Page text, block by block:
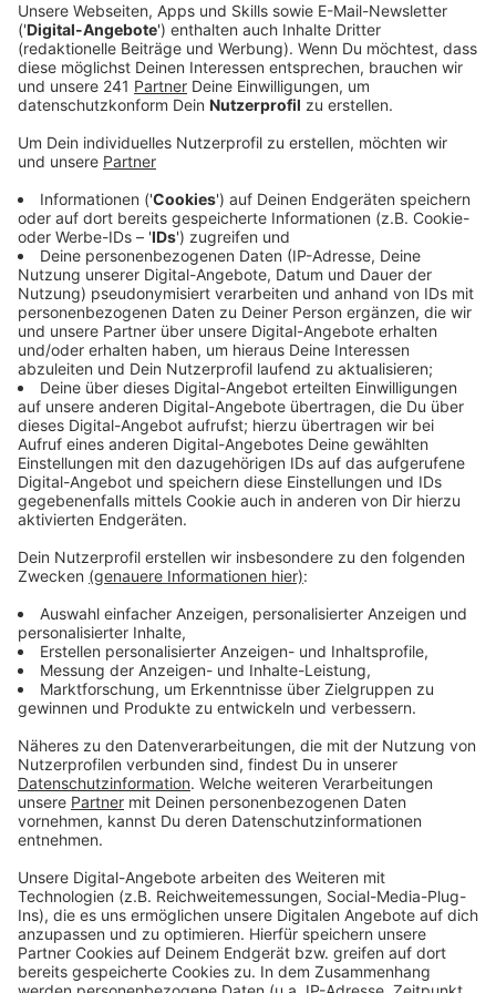
Anzeige
Münster erfolgreich sein könnten. In diesen Städten
Landesparteivorsitzende Zeybek in Düsseldorf. Bei
der letzten Kommunalwahl vor fünf Jahren hatten die
Grünen in NRW mit 20 Prozent ihr bislang bestes
Ergebnis erzielt und erstmals überhaupt
Oberbürgermeisterposten gewonnen. In Bonn hatte
Katja Dörner 2020 die Stichwahl gegen den
amtierenden CDU-Oberbürgermeister Ashok Sridharan
gewonnen.
Anzeige
Grüne wollen Kommunen aus den Schulden
holen
Anzeige
Ein großes Anliegen sei es den Grünen jetzt, die
Kommunen aus ihren Schulden zu holen, so die
Landeschefin. Es sei deshalb falsch, in die
Mütterrente, die Pendlerpauschale oder eine
geringere Mehrwertsteuer für die Gastronomie zu
investieren. Stattdessen sollte Geld eingesetzt
werden, um Schwimmbäder und Sportstätten zu
sanieren und Radwege auszubauen. Wichtig seien auch
Förderprogramme, um die Städte gegen Hitze und
Starkregen aufzurüsten.
Anzeige